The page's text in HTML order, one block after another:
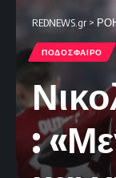
REDNEWS.gr >
ΠΟΔΟΣΦΑΙΡΟ
: